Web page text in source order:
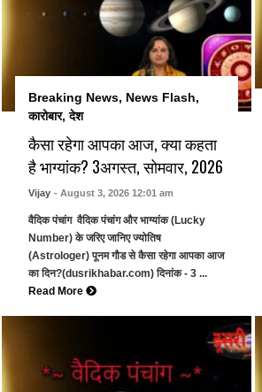
Breaking News, News Flash,
कारोबार,देश
कैसा रहेगा आपका आज, क्या कहता
है भाग्यांक? 3अगस्त, सोमवार, 2026
Vijay - August 3, 2026 12:01 am
वैदिक पंचांग वैदिक पंचांग और भाग्यांक (Lucky
Number) के जरिए जानिए ज्योतिष
(Astrologer) पूनम गौड से कैसा रहेगा आपका आज
का दिन?(dusrikhabar.com) दिनांक - 3 ...
Read More